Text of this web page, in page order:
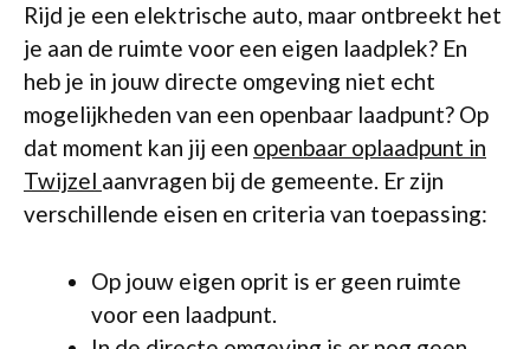
Rijd je een elektrische auto, maar ontbreekt het
je aan de ruimte voor een eigen laadplek? En
heb je in jouw directe omgeving niet echt
mogelijkheden van een openbaar laadpunt? Op
dat moment kan jij een openbaar oplaadpunt in
Twijzel aanvragen bij de gemeente. Er zijn
verschillende eisen en criteria van toepassing:
Op jouw eigen oprit is er geen ruimte
voor een laadpunt.